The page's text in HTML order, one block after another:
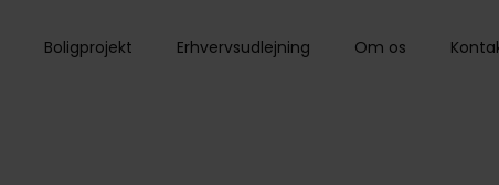
Boligprojekt Erhvervsudlejning Om os